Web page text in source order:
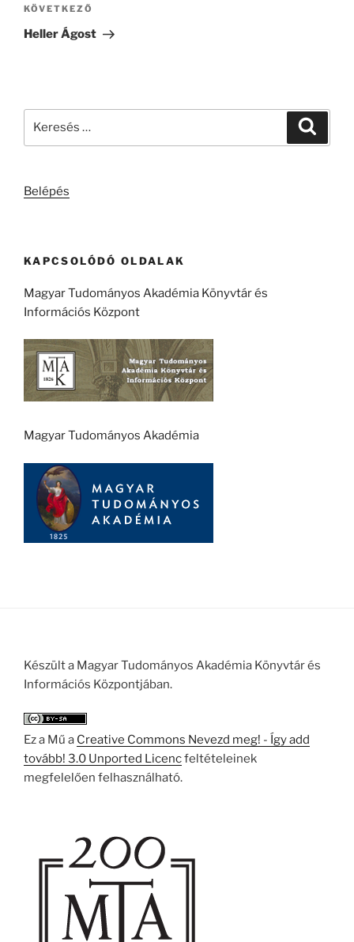
Következő
bejegyzés
KÖVETKEZŐ
Heller Ágost
Belépés
KAPCSOLÓDÓ OLDALAK
Magyar Tudományos Akadémia Könyvtár és
Információs Központ
Magyar Tudományos Akadémia
Készült a Magyar Tudományos Akadémia Könyvtár és
Információs Központjában.
Ez a Mű a Creative Commons Nevezd meg! - Így add
tovább! 3.0 Unported Licencfeltételeinek
megfelelően felhasználható.